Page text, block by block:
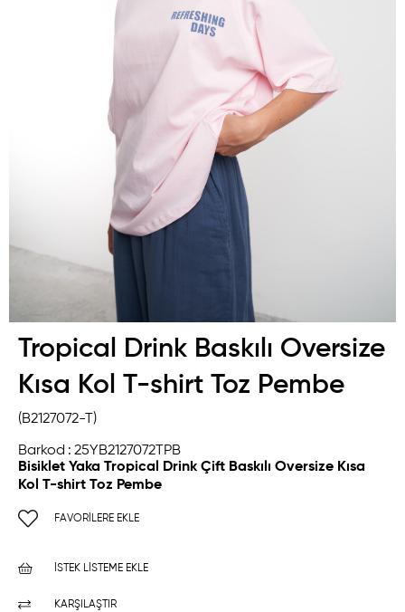
Tropical Drink Baskılı Oversize
Kısa Kol T-shirt Toz Pembe
(B2127072-T)
Barkod : 25YB2127072TPB
Bisiklet Yaka Tropical Drink Çift Baskılı Oversize Kısa
Kol T-shirt Toz Pembe
FAVORILERE EKLE
İSTEK LISTEME EKLE
KARŞILAŞTIR